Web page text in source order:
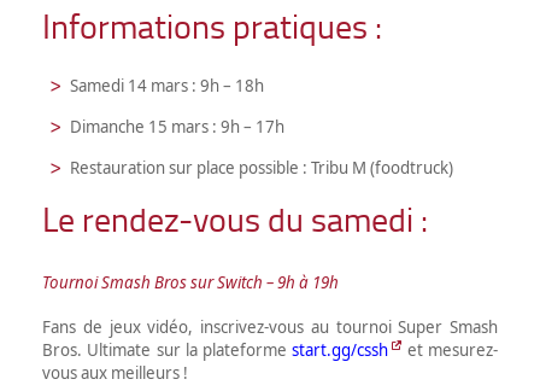
Informations pratiques :
Samedi 14 mars : 9h – 18h
Dimanche 15 mars : 9h – 17h
Restauration sur place possible : Tribu M (foodtruck)
Le rendez-vous du samedi :
Tournoi Smash Bros sur Switch – 9h à 19h
Fans de jeux vidéo, inscrivez-vous au tournoi Super Smash
Bros. Ultimate sur la plateformestart.gg/cssh
et mesurez-
vous aux meilleurs !